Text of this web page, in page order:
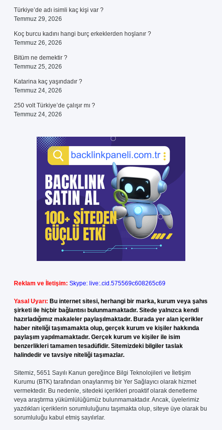
Türkiye’de adı isimli kaç kişi var ?
Temmuz 29, 2026
Koç burcu kadını hangi burç erkeklerden hoşlanır ?
Temmuz 26, 2026
Bitüm ne demektir ?
Temmuz 25, 2026
Katarina kaç yaşındadır ?
Temmuz 24, 2026
250 volt Türkiye’de çalışır mı ?
Temmuz 24, 2026
Reklam ve İletişim: Skype: live:.cid.575569c608265c69
Yasal Uyarı: Bu internet sitesi, herhangi bir marka, kurum veya şahıs
şirketi ile hiçbir bağlantısı bulunmamaktadır. Sitede yalnızca kendi
hazırladığımız makaleler paylaşılmaktadır. Burada yer alan içerikler
haber niteliği taşımamakta olup, gerçek kurum ve kişiler hakkında
paylaşım yapılmamaktadır. Gerçek kurum ve kişiler ile isim
benzerlikleri tamamen tesadüfidir. Sitemizdeki bilgiler taslak
halindedir ve tavsiye niteliği taşımazlar.
Sitemiz, 5651 Sayılı Kanun gereğince Bilgi Teknolojileri ve İletişim
Kurumu (BTK) tarafından onaylanmış bir Yer Sağlayıcı olarak hizmet
vermektedir. Bu nedenle, sitedeki içerikleri proaktif olarak denetleme
veya araştırma yükümlülüğümüz bulunmamaktadır. Ancak, üyelerimiz
yazdıkları içeriklerin sorumluluğunu taşımakta olup, siteye üye olarak bu
sorumluluğu kabul etmiş sayılırlar.